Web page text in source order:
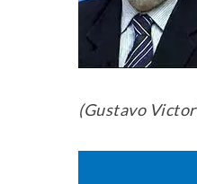
(Gustavo